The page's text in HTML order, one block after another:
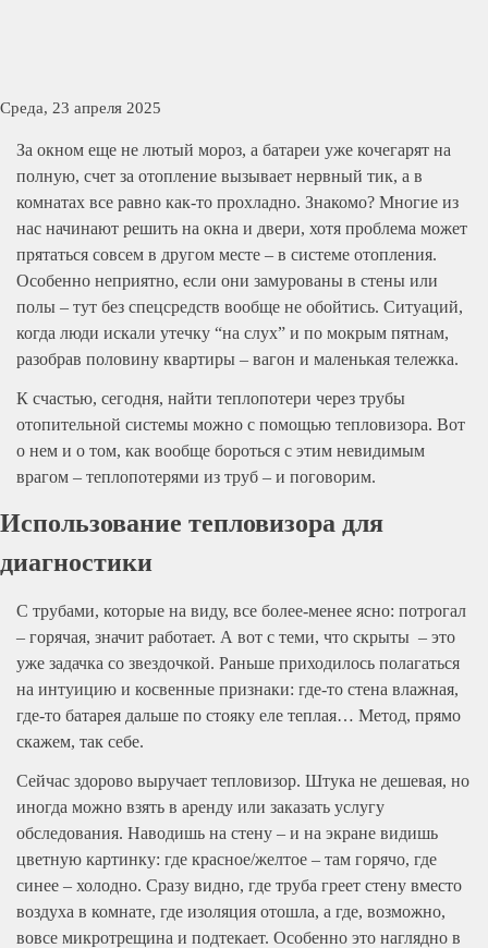
Среда, 23 апреля 2025
За окном еще не лютый мороз, а батареи уже кочегарят на
полную, счет за отопление вызывает нервный тик, а в
комнатах все равно как-то прохладно. Знакомо? Многие из
нас начинают решить на окна и двери, хотя проблема может
прятаться совсем в другом месте – в системе отопления.
Особенно неприятно, если они замурованы в стены или
полы – тут без спецсредств вообще не обойтись. Ситуаций,
когда люди искали утечку “на слух” и по мокрым пятнам,
разобрав половину квартиры – вагон и маленькая тележка.
К счастью, сегодня, найти теплопотери через трубы
отопительной системы можно с помощью тепловизора. Вот
о нем и о том, как вообще бороться с этим невидимым
врагом – теплопотерями из труб – и поговорим.
Использование тепловизора для
диагностики
С трубами, которые на виду, все более-менее ясно: потрогал
– горячая, значит работает. А вот с теми, что скрыты – это
уже задачка со звездочкой. Раньше приходилось полагаться
на интуицию и косвенные признаки: где-то стена влажная,
где-то батарея дальше по стояку еле теплая… Метод, прямо
скажем, так себе.
Сейчас здорово выручает тепловизор. Штука не дешевая, но
иногда можно взять в аренду или заказать услугу
обследования. Наводишь на стену – и на экране видишь
цветную картинку: где красное/желтое – там горячо, где
синее – холодно. Сразу видно, где труба греет стену вместо
воздуха в комнате, где изоляция отошла, а где, возможно,
вовсе микротрещина и подтекает. Особенно это наглядно в